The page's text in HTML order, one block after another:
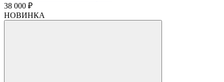
38 000 ₽
НОВИНКА